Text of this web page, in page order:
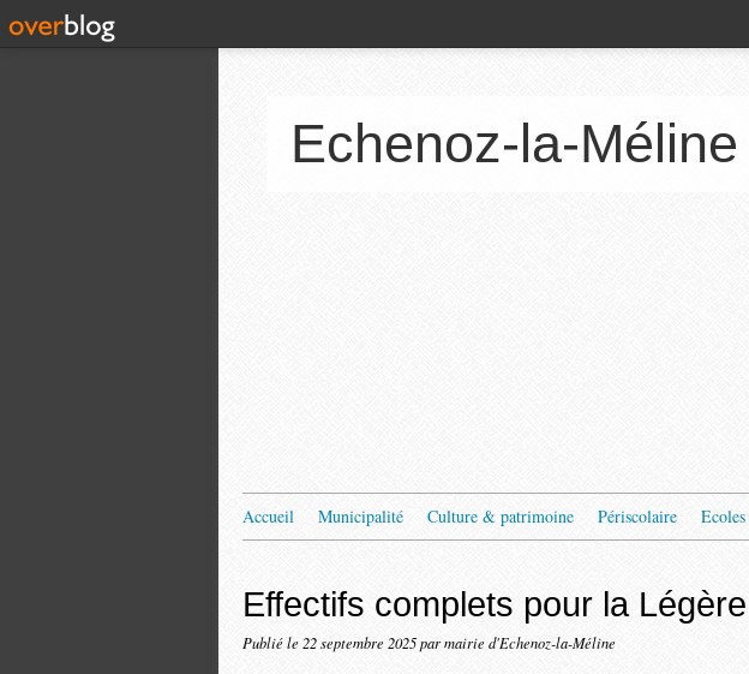
Echenoz-la-Méline
Accueil Municipalité Culture & patrimoine Périscolaire
Effectifs complets pour la
Publié le 22 septembre 2025par mairie d'Echenoz-la-Méline